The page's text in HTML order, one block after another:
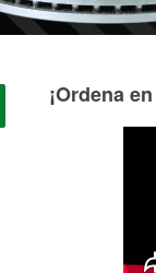
¡Ordena